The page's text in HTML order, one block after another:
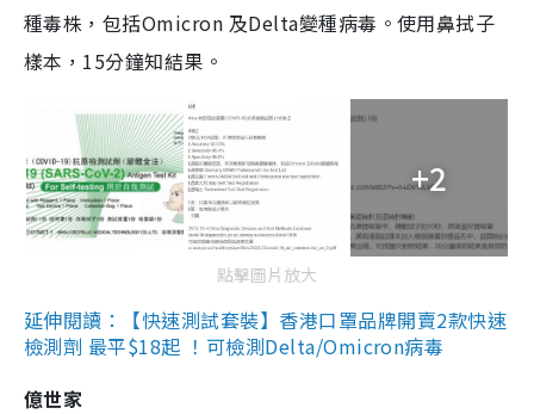
種毒株，包括Omicron 及Delta變種病毒。使用鼻拭子
樣本，15分鐘知結果。
+2
點擊圖片放大
延伸閱讀：【快速測試套裝】香港口罩品牌開賣2款快速
檢測劑 最平$18起 ！可檢測Delta/Omicron病毒
億世家